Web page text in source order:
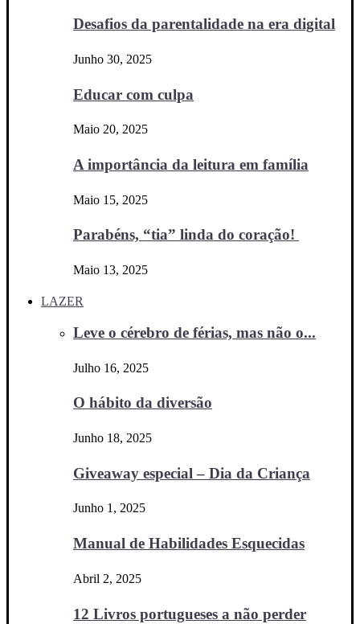
Desafios da parentalidade na era digital
Junho 30, 2025
Educar com culpa
Maio 20, 2025
A importância da leitura em família
Maio 15, 2025
Parabéns, “tia” linda do coração!
Maio 13, 2025
LAZER
Leve o cérebro de férias, mas não o...
Julho 16, 2025
O hábito da diversão
Junho 18, 2025
Giveaway especial – Dia da Criança
Junho 1, 2025
Manual de Habilidades Esquecidas
Abril 2, 2025
12 Livros portugueses a não perder